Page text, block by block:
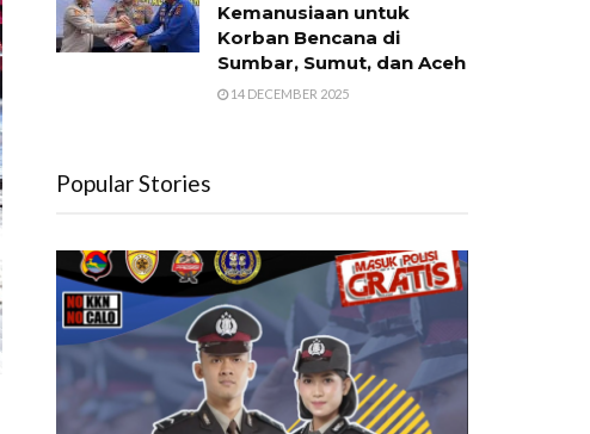
Kemanusiaan untuk
Korban Bencana di
Sumbar, Sumut, dan Aceh
14 DECEMBER 2025
Popular Stories